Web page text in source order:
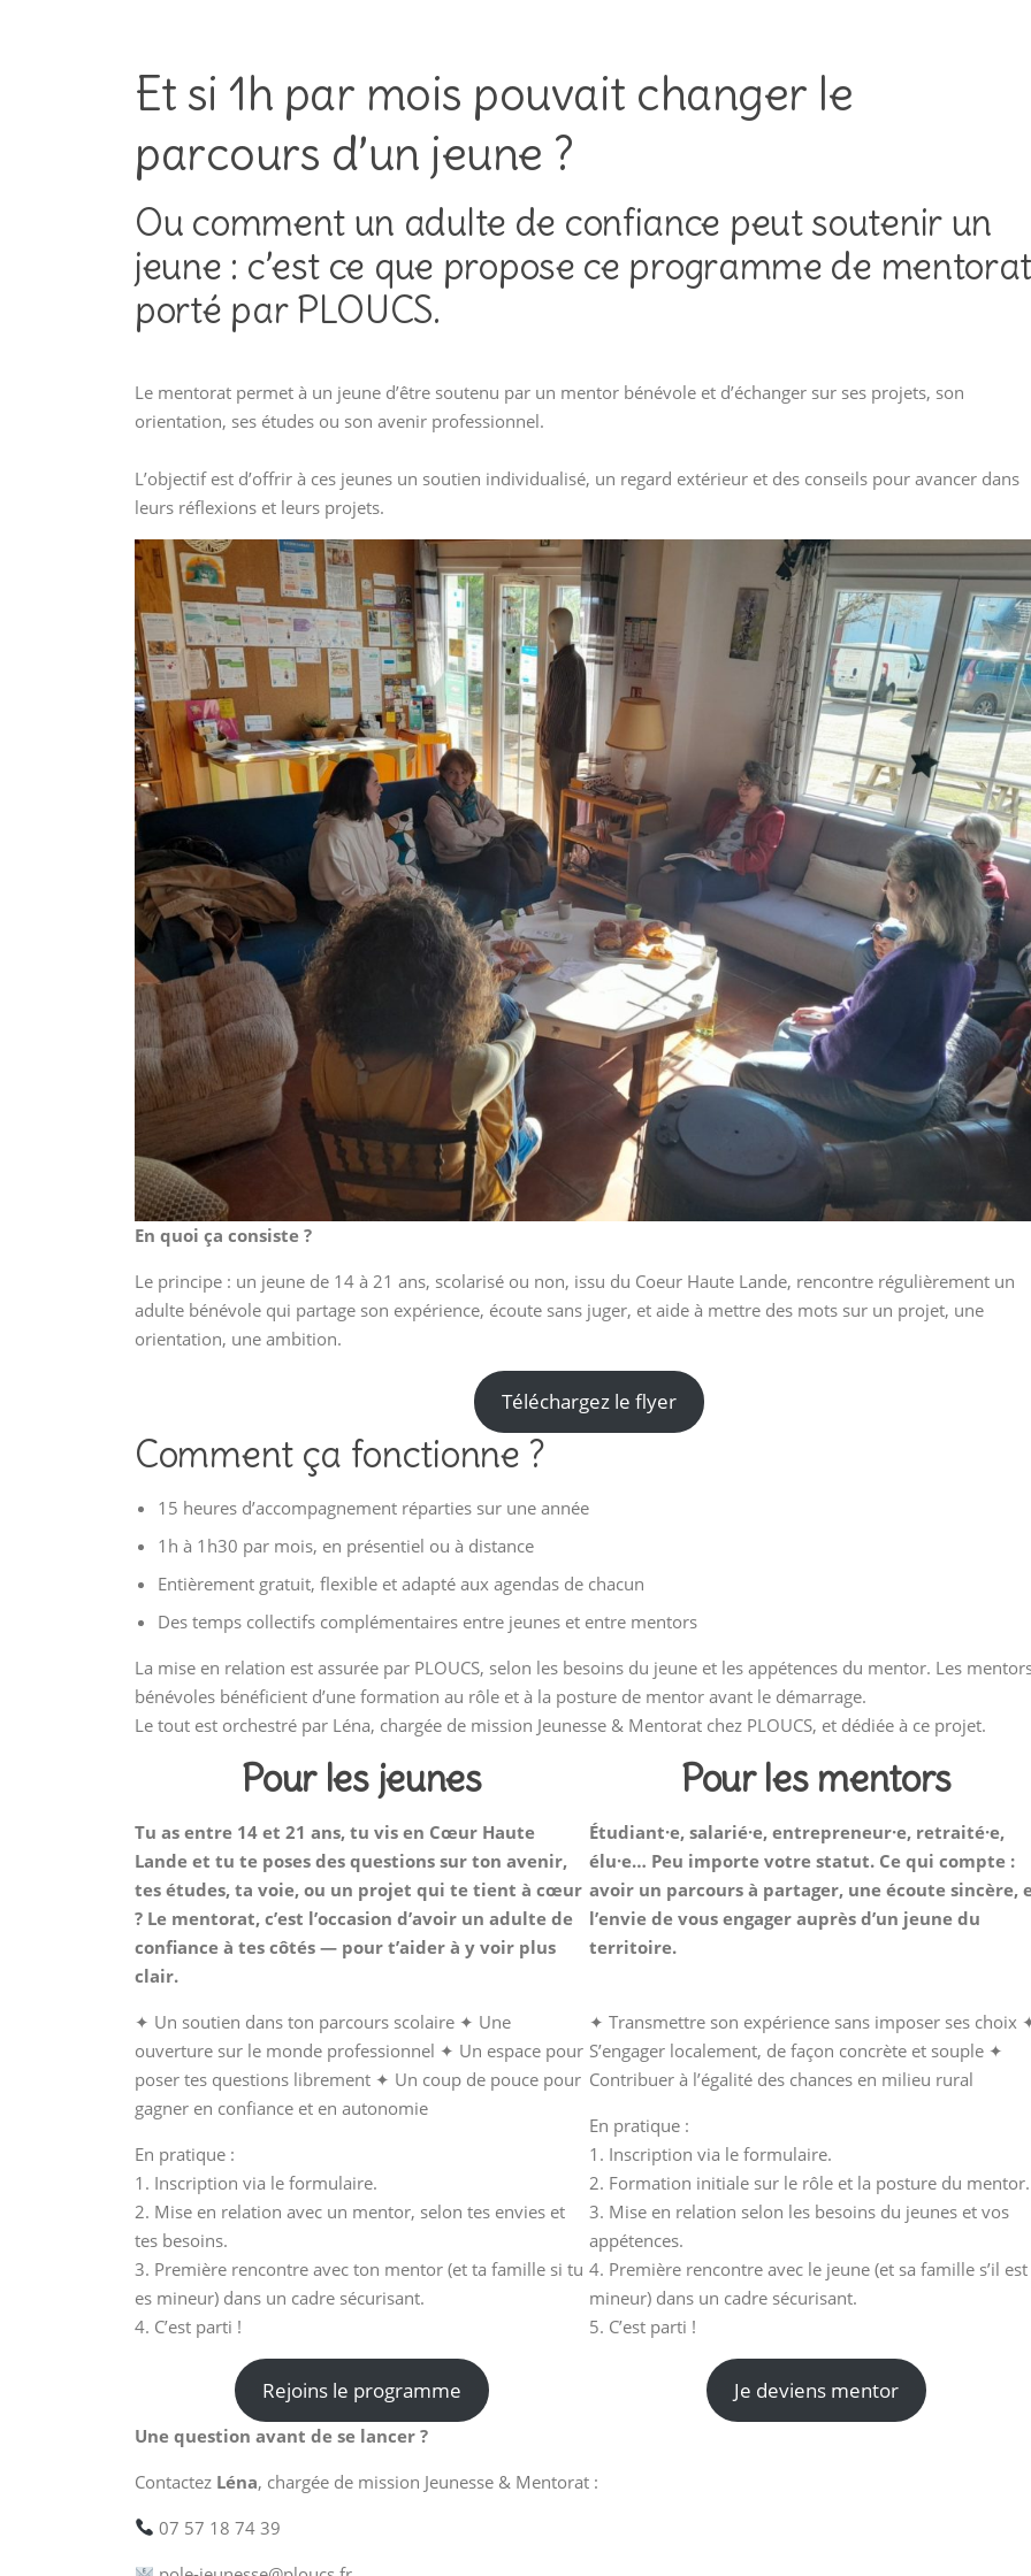
Et si 1h par mois pouvait changer le
parcours d’un jeune ?
Ou comment un adulte de confiance peut soutenir un
jeune : c’est ce que propose ce programme de mentorat
porté par PLOUCS.
Le mentorat permet à un jeune d’être soutenu par un mentor bénévole et d’échanger sur ses projets, son
orientation, ses études ou son avenir professionnel.
L’objectif est d’offrir à ces jeunes un soutien individualisé, un regard extérieur et des conseils pour avancer dans
leurs réflexions et leurs projets.
En quoi ça consiste ?
Le principe : un jeune de 14 à 21 ans, scolarisé ou non, issu du Coeur Haute Lande, rencontre régulièrement un
adulte bénévole qui partage son expérience, écoute sans juger, et aide à mettre des mots sur un projet, une
orientation, une ambition.
Téléchargez le flyer
Comment ça fonctionne ?
15 heures d’accompagnement réparties sur une année
1h à 1h30 par mois, en présentiel ou à distance
Entièrement gratuit, flexible et adapté aux agendas de chacun
Des temps collectifs complémentaires entre jeunes et entre mentors
La mise en relation est assurée par PLOUCS, selon les besoins du jeune et les appétences du mentor. Les
bénévoles bénéficient d’une formation au rôle et à la posture de mentor avant le démarrage.
Le tout est orchestré par Léna, chargée de mission Jeunesse & Mentorat chez PLOUCS, et dédiée à ce projet.
Pour les jeunes
Tu as entre 14 et 21 ans, tu vis en Cœur Haute
Lande et tu te poses des questions sur ton avenir,
tes études, ta voie, ou un projet qui te tient à cœur
? Le mentorat, c’est l’occasion d’avoir un adulte de
confiance à tes côtés — pour t’aider à y voir plus
clair.
✦ Un soutien dans ton parcours scolaire ✦ Une
ouverture sur le monde professionnel ✦ Un espace pour
poser tes questions librement ✦ Un coup de pouce pour
gagner en confiance et en autonomie
En pratique :
1. Inscription via le formulaire.
2. Mise en relation avec un mentor, selon tes envies et
tes besoins.
3. Première rencontre avec ton mentor (et ta famille si tu
es mineur) dans un cadre sécurisant.
4. C’est parti !
Rejoins le programme
Pour les mentors
Étudiant·e, salarié·e, entrepreneur·e, retraité·e,
élu·e… Peu importe votre statut. Ce qui compte :
avoir un parcours à partager, une écoute sincère,
l’envie de vous engager auprès d’un jeune du
territoire.
✦ Transmettre son expérience sans imposer ses choix
S’engager localement, de façon concrète et souple ✦
Contribuer à l’égalité des chances en milieu rural
En pratique :
1. Inscription via le formulaire.
2. Formation initiale sur le rôle et la posture du mentor.
3. Mise en relation selon les besoins du jeunes et vos
appétences.
4. Première rencontre avec le jeune (et sa famille s’il est
mineur) dans un cadre sécurisant.
5. C’est parti !
Je deviens mentor
Une question avant de se lancer ?
Contactez Léna, chargée de mission Jeunesse & Mentorat :
07 57 18 74 39